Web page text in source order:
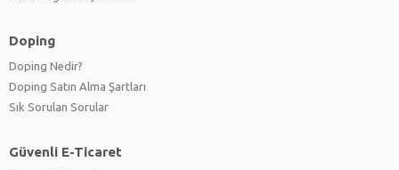
Doping
Doping Nedir?
Doping Satın Alma Şartları
Sık Sorulan Sorular
Güvenli E-Ticaret